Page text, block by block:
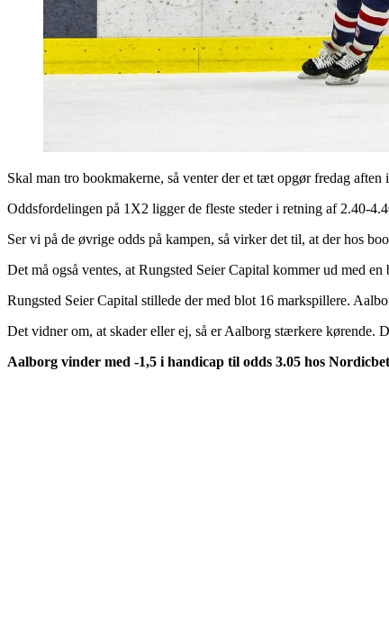
Skal man tro bookmakerne, så venter der et tæt opgør fredag
Oddsfordelingen på 1X2 ligger de fleste steder i retning af 2.40-
Ser vi på de øvrige odds på kampen, så virker det til, at der hos
Det må også ventes, at Rungsted Seier Capital kommer ud med
Rungsted Seier Capital stillede der med blot 16 markspillere.
Det vidner om, at skader eller ej, så er Aalborg stærkere kørende.
Aalborg vinder med -1,5 i handicap til odds 3.05 hos